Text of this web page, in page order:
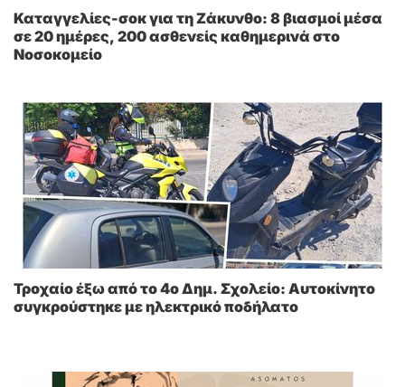
Καταγγελίες-σοκ για τη Ζάκυνθο: 8 βιασμοί μέσα
σε 20 ημέρες, 200 ασθενείς καθημερινά στο
Νοσοκομείο
Τροχαίο έξω από το 4ο Δημ. Σχολείο: Αυτοκίνητο
συγκρούστηκε με ηλεκτρικό ποδήλατο